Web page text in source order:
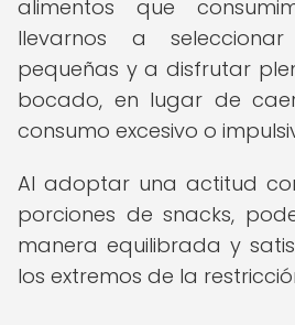
alimentos que
llevarnos a
pequeñas y a disfrutar
bocado, en lugar de
consumo excesivo o
Al adoptar una actitud
porciones de snacks,
manera equilibrada y
los extremos de la